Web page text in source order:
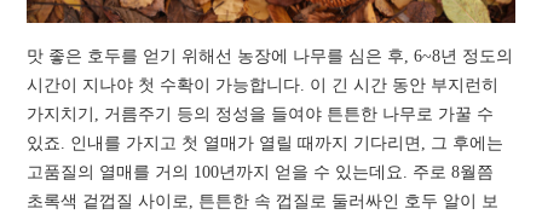
맛 좋은 호두를 얻기 위해선 농장에 나무를 심은 후, 6~8년 정도의
시간이 지나야 첫 수확이 가능합니다. 이 긴 시간 동안 부지런히
가지치기, 거름주기 등의 정성을 들여야 튼튼한 나무로 가꿀 수
있죠. 인내를 가지고 첫 열매가 열릴 때까지 기다리면, 그 후에는
고품질의 열매를 거의 100년까지 얻을 수 있는데요. 주로 8월쯤
초록색 겉껍질 사이로, 튼튼한 속 껍질로 둘러싸인 호두 알이 보